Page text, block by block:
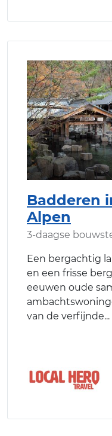
Badderen
Alpen
3-daagse
Een bergachtig
en een frisse
eeuwen oude
van de verfijnde